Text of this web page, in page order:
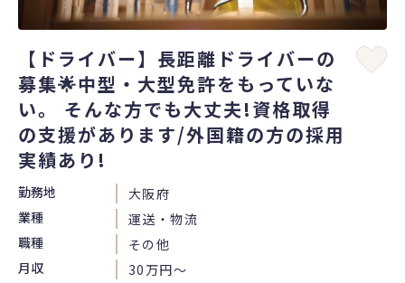
【ドライバー】長距離ドライバーの
募集🌟中型・大型免許をもっていな
い。 そんな方でも大丈夫!資格取得
の支援があります/外国籍の方の採用
実績あり!
勤務地
大阪府
業種
運送・物流
職種
その他
月収
30万円〜